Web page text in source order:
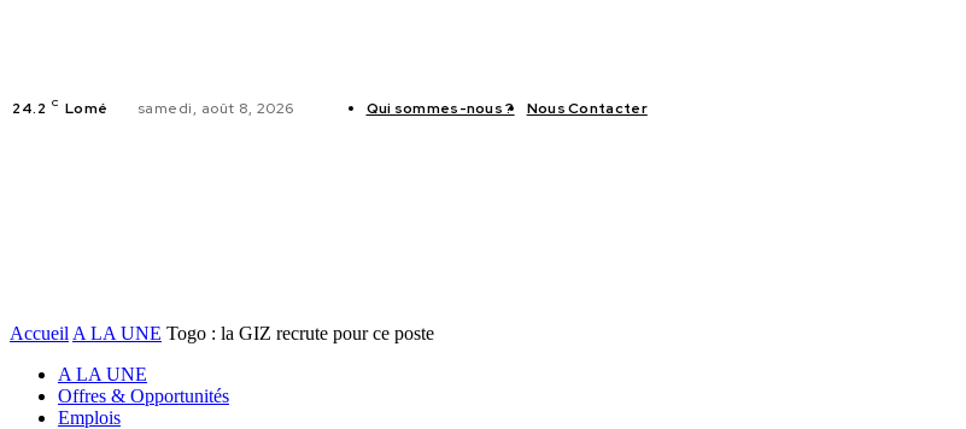
24.2 C Lomé samedi, août 8, 2026 Qui sommes-nous ? Nous Contacter
Accueil A LA UNE Togo : la GIZ recrute pour ce poste
A LA UNE
Offres & Opportunités
Emplois